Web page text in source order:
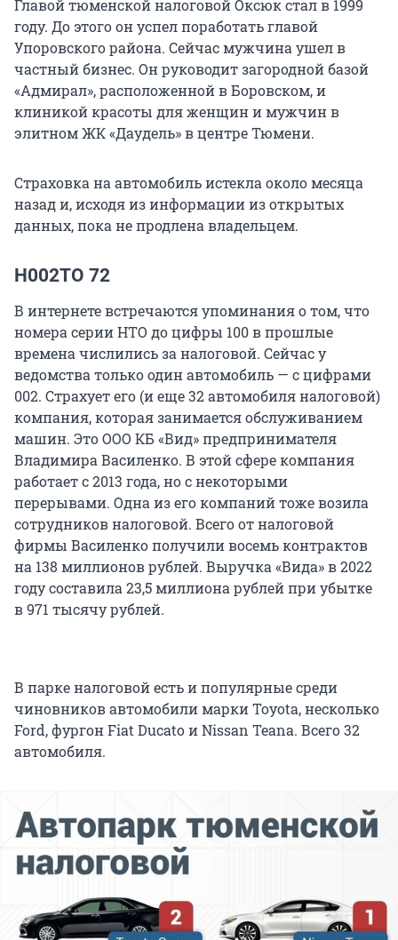
Главой тюменской налоговой Оксюк стал в 1999
году. До этого он успел поработать главой
Упоровского района. Сейчас мужчина ушел в
частный бизнес. Он руководит загородной базой
«Адмирал», расположенной в Боровском, и
клиникой красоты для женщин и мужчин в
элитном ЖК «Даудель» в центре Тюмени.
Страховка на автомобиль истекла около месяца
назад и, исходя из информации из открытых
данных, пока не продлена владельцем.
Н002ТО 72
В интернете встречаются упоминания о том, что
номера серии НТО до цифры 100 в прошлые
времена числились за налоговой. Сейчас у
ведомства только один автомобиль — с цифрами
002. Страхует его (и еще 32 автомобиля налоговой)
компания, которая занимается обслуживанием
машин. Это ООО КБ «Вид» предпринимателя
Владимира Василенко. В этой сфере компания
работает с 2013 года, но с некоторыми
перерывами. Одна из его компаний тоже возила
сотрудников налоговой. Всего от налоговой
фирмы Василенко получили восемь контрактов
на 138 миллионов рублей. Выручка «Вида» в 2022
году составила 23,5 миллиона рублей при убытке
в 971 тысячу рублей.
В парке налоговой есть и популярные среди
чиновников автомобили марки Toyota, несколько
Ford, фургон Fiat Ducato и Nissan Teana. Всего 32
автомобиля.